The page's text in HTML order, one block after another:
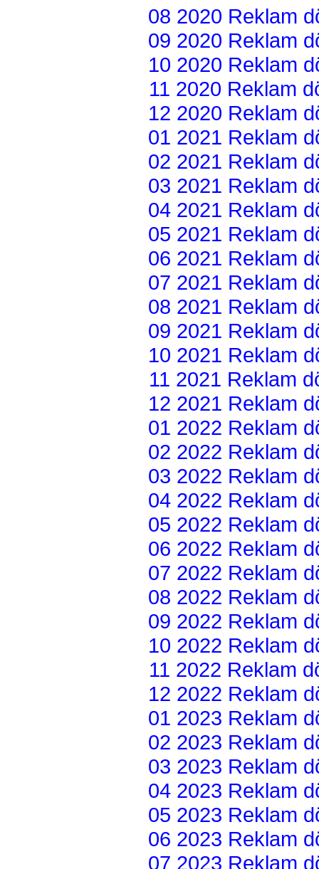
08 2020 Reklam
09 2020 Reklam
10 2020 Reklam
11 2020 Reklam
12 2020 Reklam
01 2021 Reklam
02 2021 Reklam
03 2021 Reklam
04 2021 Reklam
05 2021 Reklam
06 2021 Reklam
07 2021 Reklam
08 2021 Reklam
09 2021 Reklam
10 2021 Reklam
11 2021 Reklam
12 2021 Reklam
01 2022 Reklam
02 2022 Reklam
03 2022 Reklam
04 2022 Reklam
05 2022 Reklam
06 2022 Reklam
07 2022 Reklam
08 2022 Reklam
09 2022 Reklam
10 2022 Reklam
11 2022 Reklam
12 2022 Reklam
01 2023 Reklam
02 2023 Reklam
03 2023 Reklam
04 2023 Reklam
05 2023 Reklam
06 2023 Reklam
07 2023 Reklam